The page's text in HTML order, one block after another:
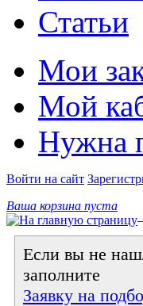
Статьи
Мои
Мой
Нужна
Войти на сайт
Ваша корзина пуста
–
Если вы не
заполните
Заявку на